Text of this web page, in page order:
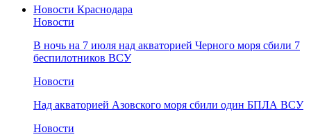
Новости Краснодара
Новости
В ночь на 7 июля над акваторией Черного моря сбили 7
беспилотников ВСУ
Новости
Над акваторией Азовского моря сбили один БПЛА ВСУ
Новости